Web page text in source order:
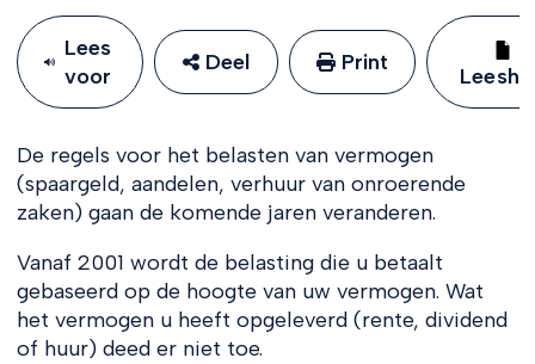
Lees
voor
Deel Print
De regels voor het belasten van vermogen
(spaargeld, aandelen, verhuur van onroerende
zaken) gaan de komende jaren veranderen.
Vanaf 2001 wordt de belasting die u betaalt
gebaseerd op de hoogte van uw vermogen. Wat
het vermogen u heeft opgeleverd (rente, dividend
of huur) deed er niet toe.